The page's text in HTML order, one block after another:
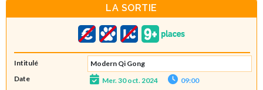
LA SORTIE
Intitulé
Modern Qi Gong
Date
Mer. 30 oct. 2024
09:00